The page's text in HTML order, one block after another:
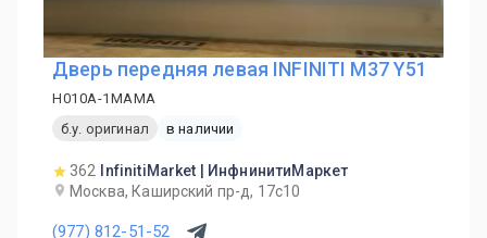
Дверь передняя левая INFINITI M37 Y51
H010A-1MAMA
б.у. оригинал
в наличии
362
InfinitiMarket | ИнфнинитиМаркет
Москва, Каширский пр-д, 17с10
(977) 812-51-52